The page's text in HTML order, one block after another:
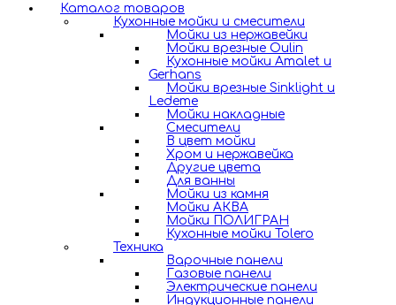
Каталог товаров
Кухонные мойки и смесители
Мойки из нержавейки
Мойки врезные Oulin
Кухонные мойки Amalet и
Gerhans
Мойки врезные Sinklight и
Ledeme
Мойки накладные
Смесители
В цвет мойки
Хром и нержавейка
Другие цвета
Для ванны
Мойки из камня
Мойки АКВА
Мойки ПОЛИГРАН
Кухонные мойки Tolero
Техника
Варочные панели
Газовые панели
Электрические панели
Индукционные панели